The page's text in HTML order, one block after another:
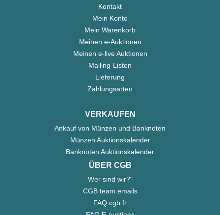
Kontakt
Mein Konto
Mein Warenkorb
Meinen e-Auktionen
Meinen e-live Auktionen
Mailing-Listen
Lieferung
Zahlungsarten
VERKAUFEN
Ankauf von Münzen und Banknoten
Münzen Auktionskalender
Banknoten Auktionskalender
ÜBER CGB
Wer sind wir?"
CGB team emails
FAQ cgb.fr